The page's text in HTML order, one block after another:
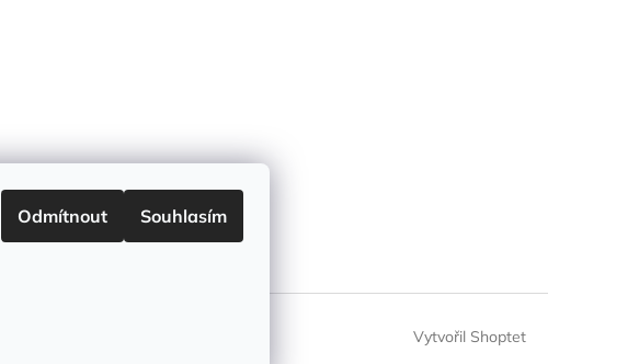
Odmítnout Souhlasím
Vytvořil Shoptet